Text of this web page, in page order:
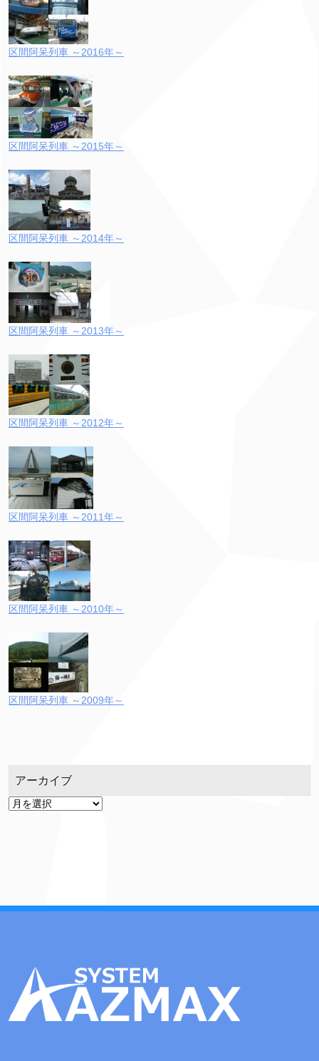
区間阿呆列車 ～2016年～
区間阿呆列車 ～2015年～
区間阿呆列車 ～2014年～
区間阿呆列車 ～2013年～
区間阿呆列車 ～2012年～
区間阿呆列車 ～2011年～
区間阿呆列車 ～2010年～
区間阿呆列車 ～2009年～
アーカイブ
ア